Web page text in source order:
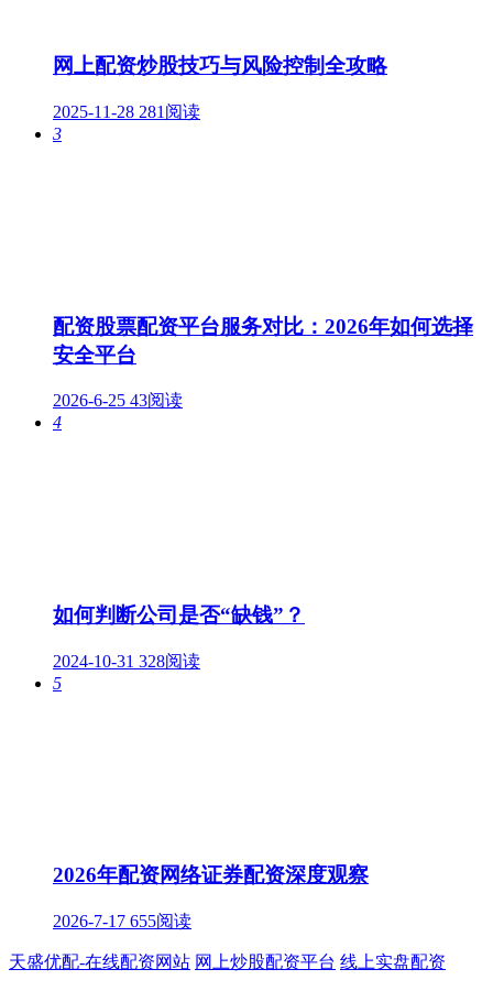
网上配资炒股技巧与风险控制全攻略
2025-11-28 281阅读
3
配资股票配资平台服务对比：2026年如何选择
安全平台
2026-6-25 43阅读
4
如何判断公司是否“缺钱”？
2024-10-31 328阅读
5
2026年配资网络证券配资深度观察
2026-7-17 655阅读
天盛优配-在线配资网站 网上炒股配资平台 线上实盘配资